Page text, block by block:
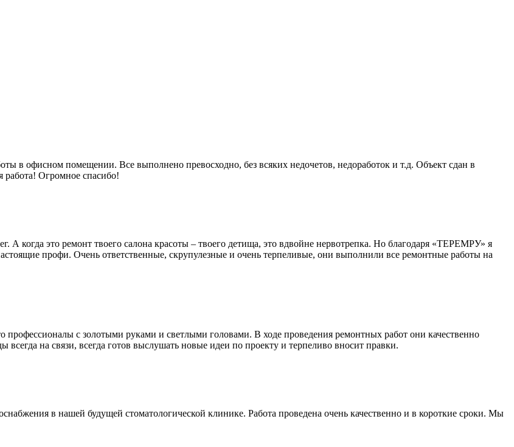
в офисном помещении. Все выполнено превосходно, без всяких недочетов, недоработок и т.д. Объект сдан в
работа! Огромное спасибо!
А когда это ремонт твоего салона красоты – твоего детища, это вдвойне нервотрепка. Но благодаря «ТЕРЕМРУ» я
профи. Очень ответственные, скрупулезные и очень терпеливые, они выполнили все ремонтные работы на
с золотыми руками и светлыми головами. В ходе проведения ремонтных работ они качественно
на связи, всегда готов выслушать новые идеи по проекту и терпеливо вносит правки.
в нашей будущей стоматологической клинике. Работа проведена очень качественно и в короткие сроки. Мы